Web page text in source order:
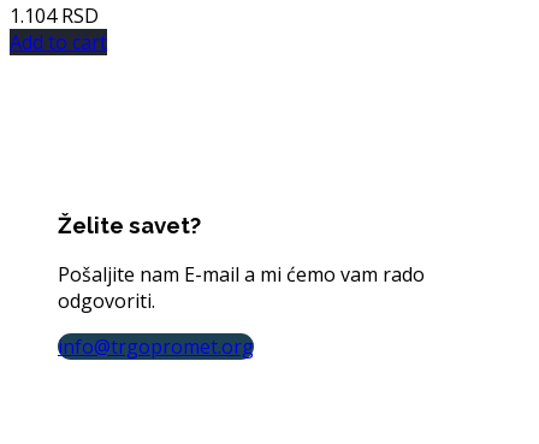
1.104RSD
Add to cart
Želite savet?
Pošaljite nam E-mail a mi ćemo vam rado
odgovoriti.
info@trgopromet.org